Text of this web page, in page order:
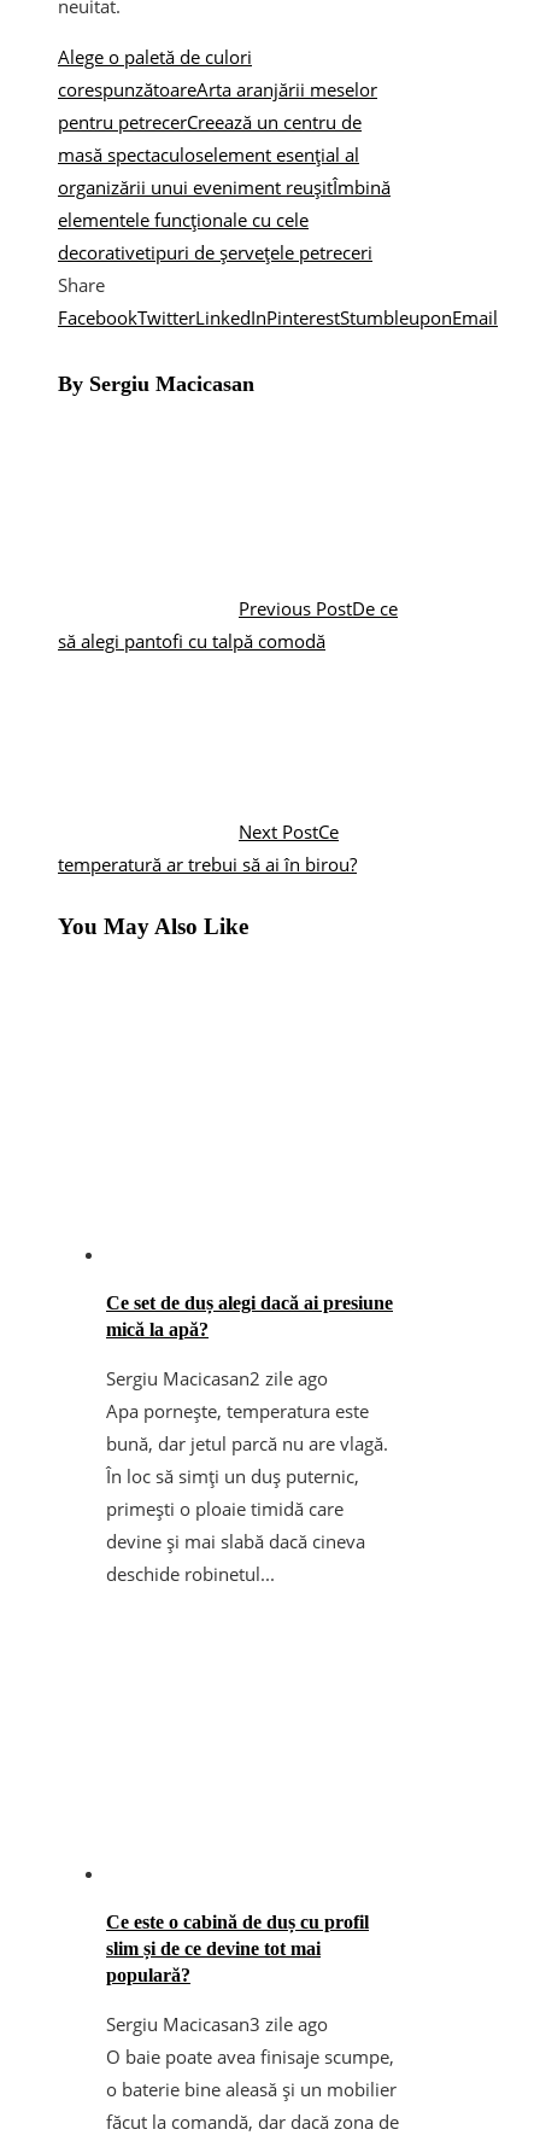
neuitat.
Alege o paletă de culori
corespunzătoareArta aranjării meselor
pentru petrecerCreează un centru de
masă spectaculoselement esențial al
organizării unui eveniment reușitÎmbină
elementele funcționale cu cele
decorativetipuri de șervețele petreceri
Share
FacebookTwitterLinkedInPinterestStumbleuponEmail
By Sergiu Macicasan
Previous PostDe ce
să alegi pantofi cu talpă comodă
Next PostCe
temperatură ar trebui să ai în birou?
You May Also Like
Ce set de duș alegi dacă ai presiune
mică la apă?
Sergiu Macicasan2 zile ago
Apa pornește, temperatura este
bună, dar jetul parcă nu are vlagă.
În loc să simți un duș puternic,
primești o ploaie timidă care
devine și mai slabă dacă cineva
deschide robinetul...
Ce este o cabină de duș cu profil
slim și de ce devine tot mai
populară?
Sergiu Macicasan3 zile ago
O baie poate avea finisaje scumpe,
o baterie bine aleasă și un mobilier
făcut la comandă, dar dacă zona de